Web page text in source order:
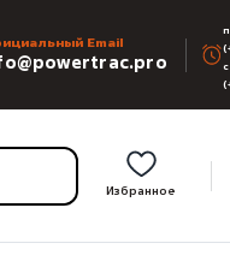
Email
Избранное